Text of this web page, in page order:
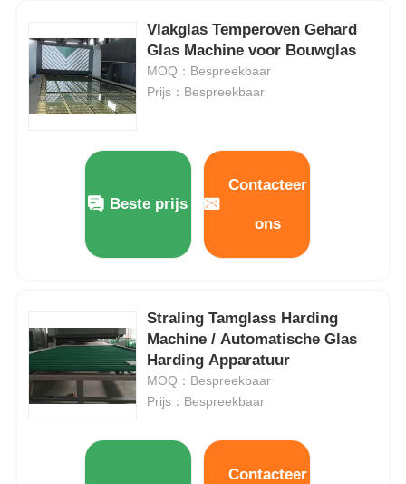
Vacuüminductie Smeltende Oven
industriële smeltende oven
aluminium smeltoven
Plasmaboogoven
de oven van de autobodem
Oven op hoge temperatuur
Vlakglas Temperoven Gehard
Glas Machine voor Bouwglas
MOQ：Bespreekbaar
Prijs：Bespreekbaar
Beste prijs
Contacteer
ons
Straling Tamglass Harding
Machine / Automatische Glas
Harding Apparatuur
MOQ：Bespreekbaar
Prijs：Bespreekbaar
Contacteer